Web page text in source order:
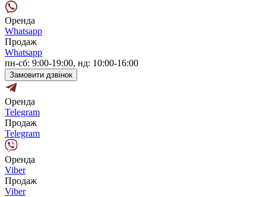
Оренда
Whatsapp
Продаж
Whatsapp
пн-сб: 9:00-19:00, нд: 10:00-16:00
Замовити дзвінок
Оренда
Telegram
Продаж
Telegram
Оренда
Viber
Продаж
Viber